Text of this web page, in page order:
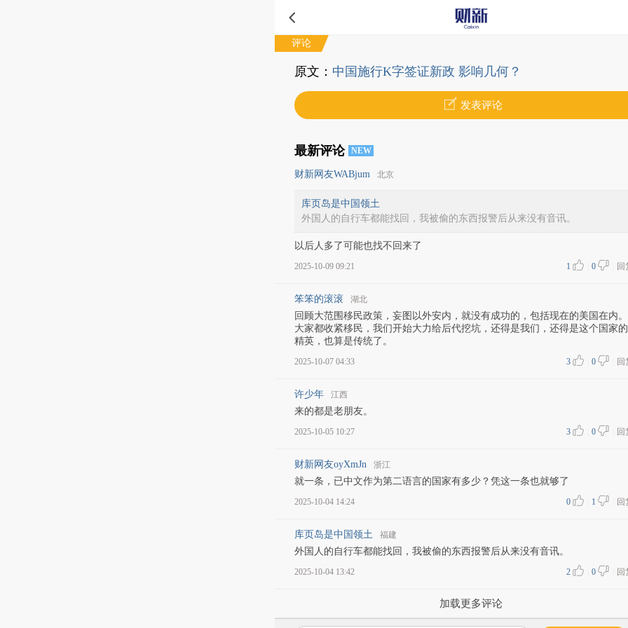
评论
原文： 中国施行K字签证新政 影响几何？
发表评论
最新评论 NEW
财新网友WABjum 北京
库页岛是中国领土
外国人的自行车都能找回，我被偷的东西报警后从来没有音讯。
以后人多了可能也找不回来了
2025-10-09 09:21 回
0
1
笨笨的滚滚 湖北
回顾大范围移民政策，妄图以外安内，就没有成功的，包括现在的美国在内
大家都收紧移民，我们开始大力给后代挖坑，还得是我们，还得是这个国家
精英，也算是传统了。
2025-10-07 04:33 回
0
3
许少年 江西
来的都是老朋友。
2025-10-05 10:27 回
0
3
财新网友oyXmJn 浙江
就一条，已中文作为第二语言的国家有多少？凭这一条也就够了
2025-10-04 14:24 回
1
0
库页岛是中国领土 福建
外国人的自行车都能找回，我被偷的东西报警后从来没有音讯。
2025-10-04 13:42 回
0
2
加载更多评论